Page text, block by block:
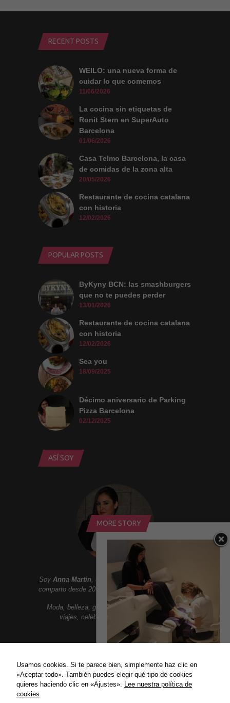
MORE STORY
BLISS SPA Y SUS NUEVOS
COLORES ESSIE
Hace unas semanas...
RECENT POSTS
WEILO: una nueva forma de
cuidar lo que comemos
11/06/2026
La cocina sin etiquetas de
Ronit Stern en SuperAuto
Barcelona
01/06/2026
Casa Telmo Barcelona, la casa
de comidas de la zona alta
20/05/2026
Restaurante de cocina catalana
con historia
12/02/2026
POPULAR POSTS
ByKyny BCN: las smashburgers
que no te puedes perder
13/01/2026
Restaurante de cocina catalana
con historia
12/02/2026
Sea you
18/09/2025
Décimo aniversario de Parking
Pizza Barcelona
02/12/2025
ASÍ SOY
Soy Anna Martin, creadora de Addict Smile
comparto desde 2010 un lifestyle lleno de sonrisas:
Moda, belleza, gastronomia, tendencias, ocio,
viajes, celebrities, lujo y mucho mas.
Política de privacidad
Política de Cookies
Usamos cookies. Si te parece bien, simplemente haz clic en
«Aceptar todo». También puedes elegir qué tipo de cookies
quieres haciendo clic en «Ajustes». Lee nuestra política de
cookies